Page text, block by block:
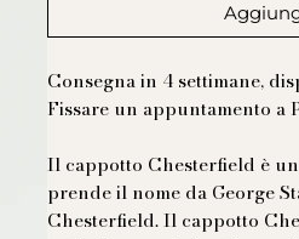
Consegna in 4 settimane,
Fissare un appuntamento a
Il cappotto Chesterfield è
prende il nome da George
Chesterfield. Il cappotto